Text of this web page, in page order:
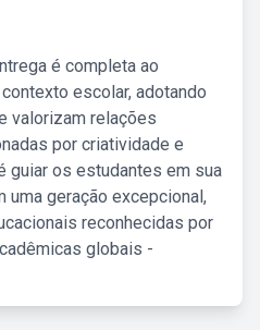
é completa ao
escolar, adotando
valorizam relações
por criatividade e
guiar os estudantes em sua
uma geração excepcional,
reconhecidas por
globais -